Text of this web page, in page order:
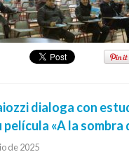
dialoga con
película «A la sombra
de 2025